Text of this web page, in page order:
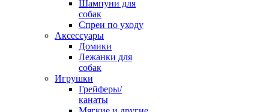
Шампуни для
собак
Спреи по уходу
Аксессуары
Домики
Лежанки для
собак
Игрушки
Грейферы/
канаты